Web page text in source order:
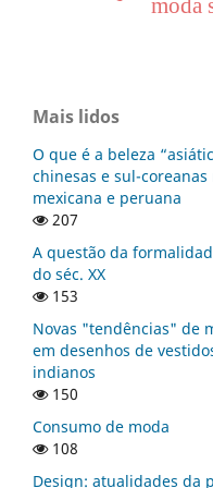
moda
Mais lidos
O que é a beleza
chinesas e sul-
mexicana e peruana
207
A questão da
do séc. XX
153
Novas "tendências" de
em desenhos de
indianos
150
Consumo de moda
108
Design: atualidades da